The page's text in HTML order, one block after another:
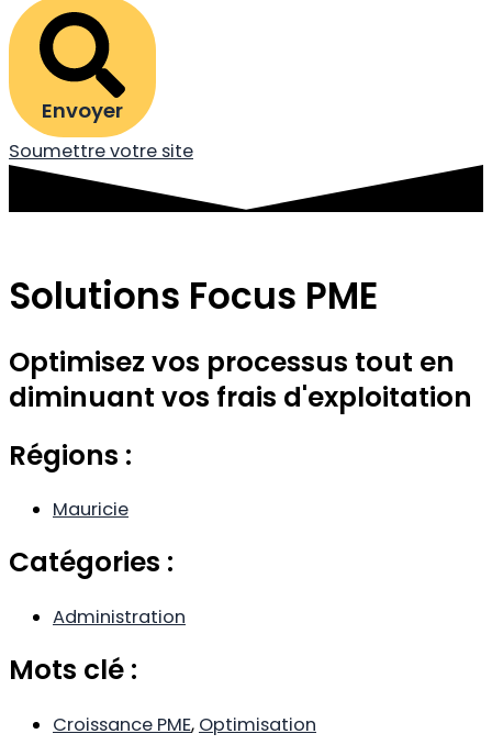
Envoyer
Soumettre votre site
Solutions Focus PME
Optimisez vos processus tout en
diminuant vos frais d'exploitation
Régions :
Mauricie
Catégories :
Administration
Mots clé :
Croissance PME, Optimisation